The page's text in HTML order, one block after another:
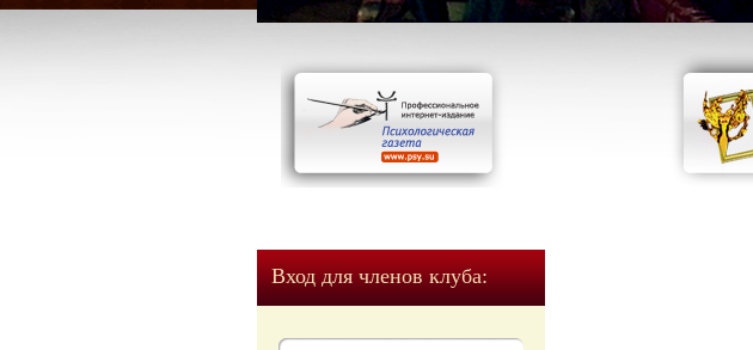
Вход для членов клуба: